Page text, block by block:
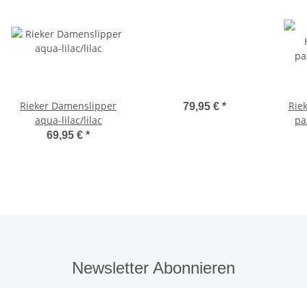
Rieker Damenslipper
aqua-lilac/lilac
69,95 € *
79,95 € *
Newsletter Abonnieren